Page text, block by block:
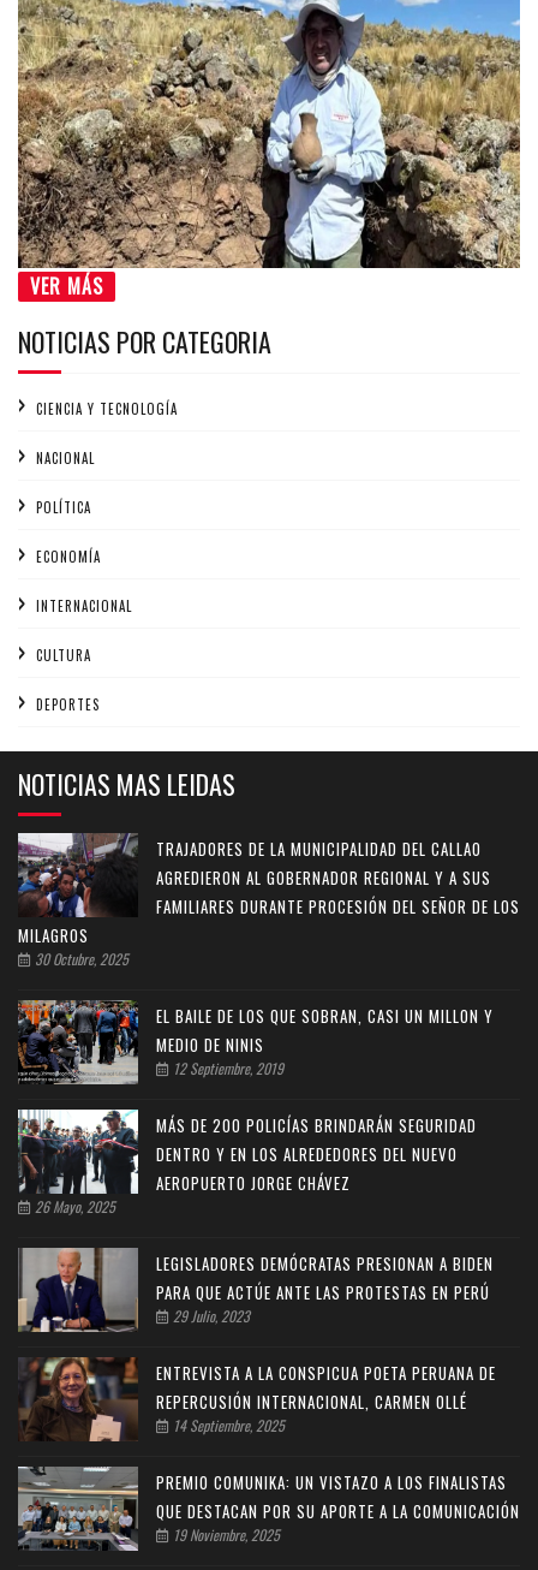
VER MÁS
NOTICIAS POR CATEGORIA
CIENCIA Y TECNOLOGÍA
NACIONAL
POLÍTICA
ECONOMÍA
INTERNACIONAL
CULTURA
DEPORTES
NOTICIAS MAS LEIDAS
TRAJADORES DE LA MUNICIPALIDAD DEL CALLAO
AGREDIERON AL GOBERNADOR REGIONAL Y A SUS
FAMILIARES DURANTE PROCESIÓN DEL SEÑOR DE LOS
MILAGROS
30 Octubre, 2025
EL BAILE DE LOS QUE SOBRAN, CASI UN MILLON Y
MEDIO DE NINIS
12 Septiembre, 2019
MÁS DE 200 POLICÍAS BRINDARÁN SEGURIDAD
DENTRO Y EN LOS ALREDEDORES DEL NUEVO
AEROPUERTO JORGE CHÁVEZ
26 Mayo, 2025
LEGISLADORES DEMÓCRATAS PRESIONAN A BIDEN
PARA QUE ACTÚE ANTE LAS PROTESTAS EN PERÚ
29 Julio, 2023
ENTREVISTA A LA CONSPICUA POETA PERUANA DE
REPERCUSIÓN INTERNACIONAL, CARMEN OLLÉ
14 Septiembre, 2025
PREMIO COMUNIKA: UN VISTAZO A LOS FINALISTAS
QUE DESTACAN POR SU APORTE A LA COMUNICACIÓN
19 Noviembre, 2025